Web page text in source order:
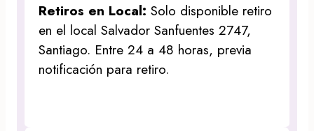
Retiros en Local:Solo disponible retiro
en el local Salvador Sanfuentes 2747,
Santiago. Entre 24 a 48 horas, previa
notificación para retiro.